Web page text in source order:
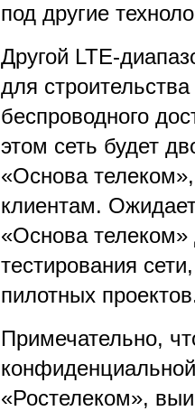
под другие
Другой LTE-
для
беспроводного
этом сеть будет
«Основа
клиентам.
«Основа
тестирования
пилотных
Примечательно,
«Ростелеком»,